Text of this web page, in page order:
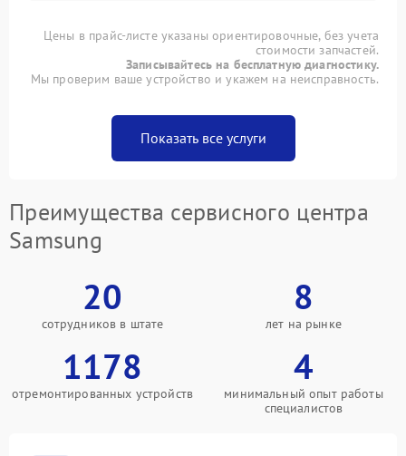
Цены в прайс-листе указаны ориентировочные, без учета
стоимости запчастей.
Записывайтесь на бесплатную диагностику.
Мы проверим ваше устройство и укажем на неисправность.
Показать все услуги
Преимущества сервисного центра
Samsung
20
сотрудников в штате
8
лет на рынке
1178
отремонтированных устройств
4
минимальный опыт работы
специалистов